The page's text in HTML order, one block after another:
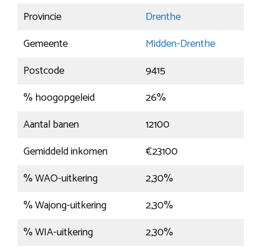
Provincie
Drenthe
Gemeente
Midden-Drenthe
Postcode
9415
% hoogopgeleid
26%
Aantal banen
12100
Gemiddeld inkomen
€23100
% WAO-uitkering
2,30%
% Wajong-uitkering
2,30%
% WIA-uitkering
2,30%